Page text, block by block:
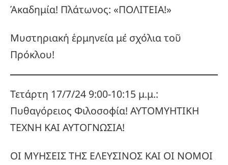
Άκαδημία! Πλάτωνος: «ΠΟΛΙΤΕΙΑ!»
Μυστηριακή ἑρμηνεία μέ σχόλια τοῦ
Πρόκλου!
Τετάρτη 17/7/24 9:00-10:15 μ.μ.:
Πυθαγόρειος Φιλοσοφία! ΑΥΤΟΜΥΗΤΙΚΗ
ΤΕΧΝΗ ΚΑΙ ΑΥΤΟΓΝΩΣΙΑ!
ΟΙ ΜΥΗΣΕΙΣ ΤΗΣ ΕΛΕΥΣΙΝΟΣ ΚΑΙ ΟΙ ΝΟΜΟΙ